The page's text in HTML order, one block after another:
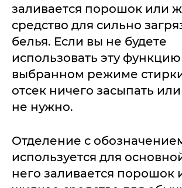
заливается порошок или
средство для сильно
белья. Если вы не будете
использовать эту
выбранном режиме
отсек ничего засыпать
не нужно.
Отделение с
используется для
него заливается порошок